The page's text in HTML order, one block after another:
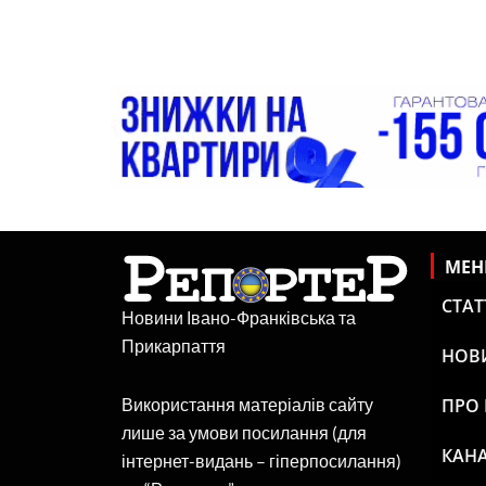
Новини Івано-Франківська та
Прикарпаття
Використання матеріалів сайту
лише за умови посилання (для
інтернет-видань – гіперпосилання)
ПРО